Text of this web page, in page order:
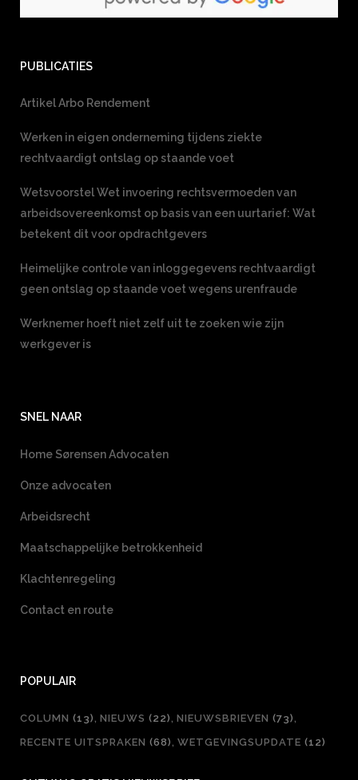
PUBLICATIES
Artikel Arbo Rendement
Werken in eigen onderneming tijdens ziekte
rechtvaardigt ontslag op staande voet
Wetsvoorstel Wet invoering rechtsvermoeden van
arbeidsovereenkomst op basis van een uurtarief: Wat
betekent dit voor opdrachtgevers
Heimelijke controle van inloggegevens rechtvaardigt
geen ontslag op staande voet wegens urenfraude
Werknemer hoeft niet zelf uit te zoeken wie zijn
werkgever is
SNEL NAAR
Home Sørensen Advocaten
Onze advocaten
Arbeidsrecht
Maatschappelijke betrokkenheid
Klachtenregeling
Contact en route
POPULAIR
COLUMN (13) NIEUWS (22) NIEUWSBRIEVEN (73)
RECENTE UITSPRAKEN (68) WETGEVINGSUPDATE (12)